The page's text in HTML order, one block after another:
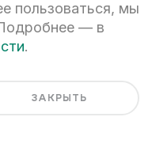
персональных данных
пользоваться, мы
— в
.
ЗАКРЫТЬ